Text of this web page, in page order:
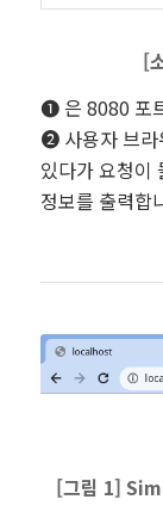
[
❶ 은 8080 포
❷ 사용자 브라
있다가 요청이
정보를 출력합
[그림 1]